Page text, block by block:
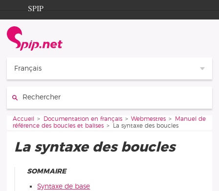
Aller au contenu
Aller à la navigation
SPIP
Documentation
Contribution
Français
Vous êtes ici :
Accueil Documentation en français Webmestres
Manuel de
référence des boucles et balises
La syntaxe des boucles
La syntaxe des boucles
SOMMAIRE
Syntaxe de base